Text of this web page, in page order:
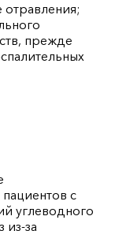
отравления;
прежде
с
углеводного
из-за